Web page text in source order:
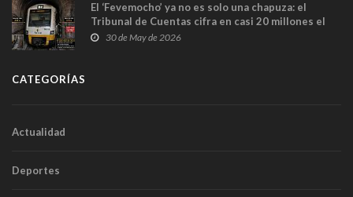
El ‘Fevemocho’ ya no es solo una chapuza: el
Tribunal de Cuentas cifra en casi 20 millones el
sobrecoste de los trenes que no cabían por los
30 de May de 2026
CATEGORÍAS
Actualidad
Deportes